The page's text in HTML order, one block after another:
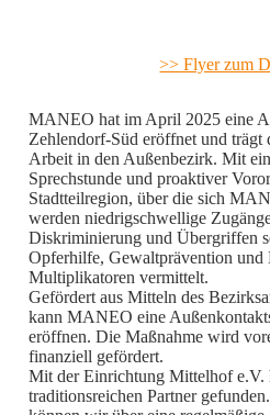
>> Flyer zum
MANEO hat im April 2025 eine
Zehlendorf-Süd eröffnet und trägt
Arbeit in den Außenbezirk. Mit
Sprechstunde und proaktiver
Stadtteilregion, über die sich
werden niedrigschwellige
Diskriminierung und Übergriffen
Opferhilfe, Gewaltprävention und
Multiplikatoren vermittelt.
Gefördert aus Mitteln des
kann MANEO eine
eröffnen. Die Maßnahme wird
finanziell gefördert.
Mit der Einrichtung Mittelhof e.V.
traditionsreichen Partner